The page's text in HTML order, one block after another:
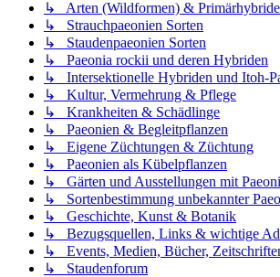
↳ Arten (Wildformen) &
↳ Strauchpaeonien Sorten
↳ Staudenpaeonien Sorten
↳ Paeonia rockii und deren Hybriden
↳ Intersektionelle Hybriden und Itoh-
↳ Kultur, Vermehrung & Pflege
↳ Krankheiten & Schädlinge
↳ Paeonien & Begleitpflanzen
↳ Eigene Züchtungen & Züchtung
↳ Paeonien als Kübelpflanzen
↳ Gärten und Ausstellungen mit
↳ Sortenbestimmung unbekannter
↳ Geschichte, Kunst & Botanik
↳ Bezugsquellen, Links & wichtige
↳ Events, Medien, Bücher,
↳ Staudenforum